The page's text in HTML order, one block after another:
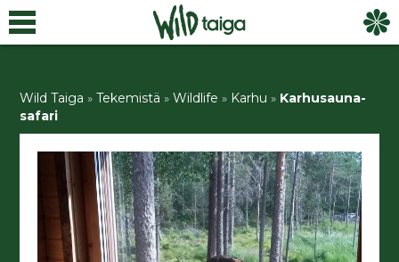
Wild Taiga »Tekemistä »Wildlife » Karhu » Karhusauna-
safari